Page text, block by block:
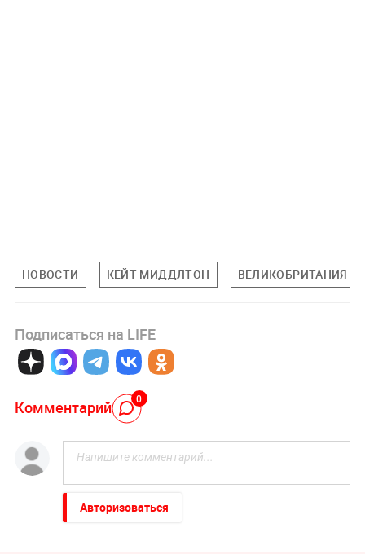
НОВОСТИ КЕЙТ МИДДЛТОН ВЕЛИКОБРИТАНИЯ
Подписаться на LIFE
Комментарий 0
Авторизоваться